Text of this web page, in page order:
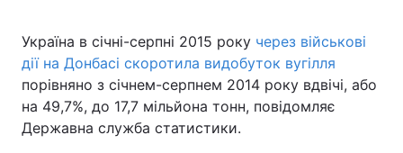
Україна в січні-серпні 2015 року через військові
дії на Донбасі скоротила видобуток вугілля
порівняно з січнем-серпнем 2014 року вдвічі, або
на 49,7%, до 17,7 мільйона тонн, повідомляє
Державна служба статистики.